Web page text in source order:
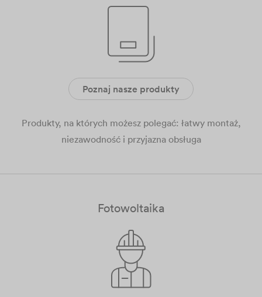
Poznaj nasze produkty
Produkty, na których możesz polegać: łatwy montaż,
niezawodność i przyjazna obsługa
Fotowoltaika